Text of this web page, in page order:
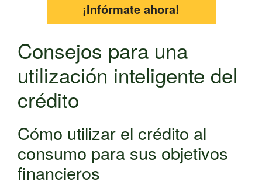
¡Infórmate ahora!
Consejos para una
utilización inteligente del
crédito
Cómo utilizar el crédito al
consumo para sus objetivos
financieros